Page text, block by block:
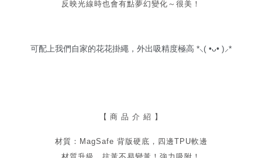
反映光線時也會有點夢幻變化～很美！
可配上我們自家的花花掛繩，外出吸精度極高 *⸜( •ᴗ• )⸝*
【 商 品 介 紹 】
材質：MagSafe 背版硬底，四邊TPU軟邊